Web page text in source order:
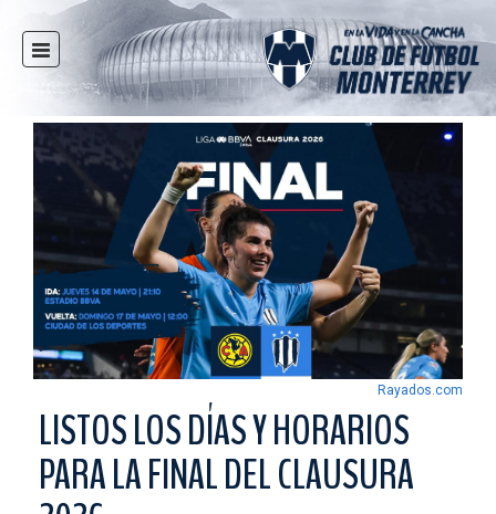
INICIO
NOTICIAS
CLUB
MULTIMEDIA
RAYADOS
RAYADAS
FUERZAS BÁSICAS
RESPONSABILIDAD SOCIAL
TAQUILLA
TIENDA
ESTADIO
PRENSA
Rayados.com
LISTOS LOS DÍAS Y HORARIOS
PARA LA FINAL DEL CLAUSURA